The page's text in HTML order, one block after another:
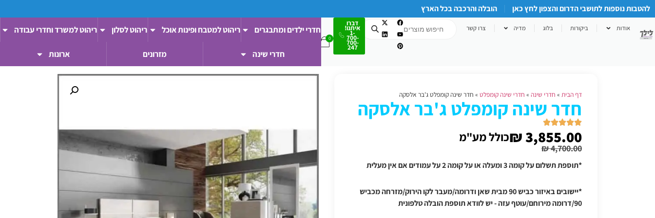
להטבות נוספות לתושבי הדרום והצפון לחץ כאן הובלה והרכבה בכל הארץ
אודות ביקורות בלוג מדיה צרו קשר
דברו
איתנו!
1-
700-
700-
247
חדרי ילדים ומתבגרים ריהוט למטבח ופינות אוכל ריהוט לסלון ריהוט למשרד וחדרי עבודה
חדרי שינה מזרונים ארונות
דף הבית » חדרי שינה » חדרי שינה קומפלט » חדר שינה קומפלט ג'בר אלסקה
חדר שינה קומפלט ג'בר אלסקה
₪4,700.00
₪3,855.00 כולל מע"מ
*תוספת תשלום על קומה 3 ומעלה או על קומה 2 על עמודים אם אין מעלית
*יישובים באיזור כביש 90 מבית שאן ודרומה/מעבר לקו הירוק/מזרחה מכביש
90/דרומה מירוחם/עוטף עזה - יש לוודא תוספת הובלה טלפונית